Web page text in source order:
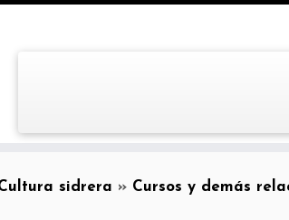
sidrera » Cursos y demás